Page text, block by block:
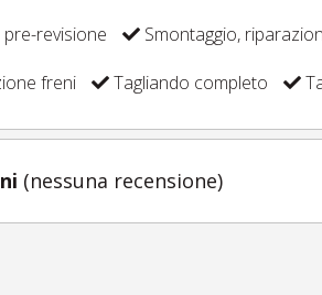
pre-revisione
Smontaggio,
freni
Tagliando completo
(nessuna recensione)